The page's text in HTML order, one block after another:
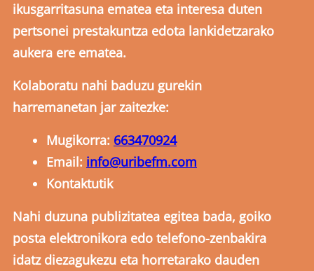
ikusgarritasuna ematea eta interesa duten
pertsonei prestakuntza edota lankidetzarako
aukera ere ematea.
Kolaboratu nahi baduzu gurekin
harremanetan jar zaitezke:
Mugikorra: 663470924
Email: info@uribefm.com
Kontaktutik
Nahi duzuna publizitatea egitea bada, goiko
posta elektronikora edo telefono-zenbakira
idatz diezagukezu eta horretarako dauden